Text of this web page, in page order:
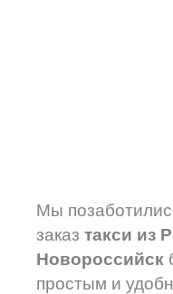
Мы
заказ такси из
Новороссийск
простым и